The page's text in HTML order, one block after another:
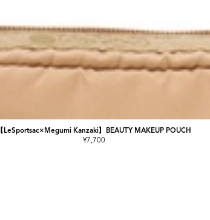
【LeSportsac×Megumi Kanzaki】BEAUTY MAKEUP POUCH
¥7,700